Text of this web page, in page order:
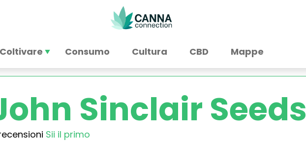
Coltivare Consumo Cultura CBD Mappe
Sinclair Seeds
Sii il primo